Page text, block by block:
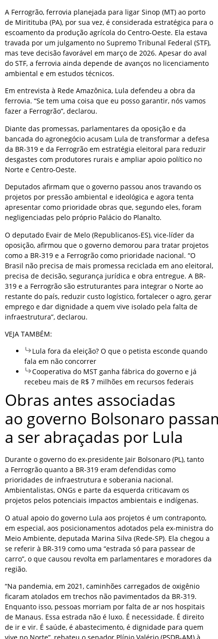
A Ferrogrão, ferrovia planejada para ligar Sinop (MT) ao porto
de Miritituba (PA), por sua vez, é considerada estratégica para o
escoamento da produção agrícola do Centro-Oeste. Ela estava
travada por um julgamento no Supremo Tribunal Federal (STF),
mas teve decisão favorável em março de 2026. Apesar do aval
do STF, a ferrovia ainda depende de avanços no licenciamento
ambiental e em estudos técnicos.
Em entrevista à Rede Amazônica, Lula defendeu a obra da
ferrovia. “Se tem uma coisa que eu posso garantir, nós vamos
fazer a Ferrogrão”, declarou.
Diante das promessas, parlamentares da oposição e da
bancada do agronegócio acusam Lula de transformar a defesa
da BR-319 e da Ferrogrão em estratégia eleitoral para reduzir
desgastes com produtores rurais e ampliar apoio político no
Norte e Centro-Oeste.
Deputados afirmam que o governo passou anos travando os
projetos por pressão ambiental e ideológica e agora tenta
apresentar como prioridade obras que, segundo eles, foram
negligenciadas pelo próprio Palácio do Planalto.
O deputado Evair de Melo (Republicanos-ES), vice-líder da
oposição, afirmou que o governo demorou para tratar projetos
como a BR-319 e a Ferrogrão como prioridade nacional. “O
Brasil não precisa de mais promessa reciclada em ano eleitoral,
precisa de decisão, segurança jurídica e obra entregue. A BR-
319 e a Ferrogrão são estruturantes para integrar o Norte ao
restante do país, reduzir custo logístico, fortalecer o agro, gerar
emprego e dar dignidade a quem vive isolado pela falta de
infraestrutura”, declarou.
VEJA TAMBÉM:
Lula fora da eleição? O que o petista esconde quando
fala em não concorrer
Cooperativa do MST ganha fábrica do governo e já
recebeu mais de R$ 7 milhões em recursos federais
Obras antes associadas
ao governo Bolsonaro
a ser abraçadas por Lula
Durante o governo do ex-presidente Jair Bolsonaro (PL), tanto
a Ferrogrão quanto a BR-319 eram defendidas como
prioridades de infraestrutura e soberania nacional.
Ambientalistas, ONGs e parte da esquerda criticavam os
projetos pelos potenciais impactos ambientais e indígenas.
O atual apoio do governo Lula aos projetos é um contraponto,
em especial, aos posicionamentos adotados pela ex-ministra do
Meio Ambiente, deputada Marina Silva (Rede-SP). Ela chegou a
se referir à BR-319 como uma “estrada só para passear de
carro”, o que causou revolta em parlamentares e moradores da
região.
“Na pandemia, em 2021, caminhões carregados de oxigênio
ficaram atolados em trechos não pavimentados da BR-319.
Enquanto isso, pessoas morriam por falta de ar nos hospitais
de Manaus. Essa estrada não é luxo. É necessidade. É direito
de ir e vir. É saúde, é abastecimento, é dignidade para quem